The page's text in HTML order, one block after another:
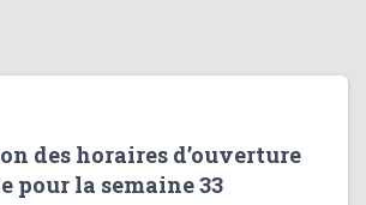
des horaires d’ouverture
pour la semaine 33